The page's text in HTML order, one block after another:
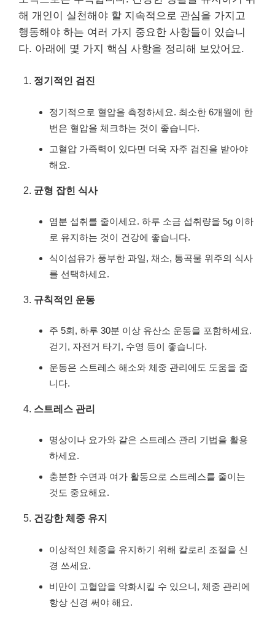
해 개인이 실천해야 할 지속적으로 관심을 가지고
행동해야 하는 여러 가지 중요한 사항들이 있습니
다. 아래에 몇 가지 핵심 사항을 정리해 보았어요.
정기적인 검진
정기적으로 혈압을 측정하세요. 최소한 6개월에 한
번은 혈압을 체크하는 것이 좋습니다.
고혈압 가족력이 있다면 더욱 자주 검진을 받아야
해요.
균형 잡힌 식사
염분 섭취를 줄이세요. 하루 소금 섭취량을 5g 이하
로 유지하는 것이 건강에 좋습니다.
식이섬유가 풍부한 과일, 채소, 통곡물 위주의 식사
를 선택하세요.
규칙적인 운동
주 5회, 하루 30분 이상 유산소 운동을 포함하세요.
걷기, 자전거 타기, 수영 등이 좋습니다.
운동은 스트레스 해소와 체중 관리에도 도움을 줍
니다.
스트레스 관리
명상이나 요가와 같은 스트레스 관리 기법을 활용
하세요.
충분한 수면과 여가 활동으로 스트레스를 줄이는
것도 중요해요.
건강한 체중 유지
이상적인 체중을 유지하기 위해 칼로리 조절을 신
경 쓰세요.
비만이 고혈압을 악화시킬 수 있으니, 체중 관리에
항상 신경 써야 해요.